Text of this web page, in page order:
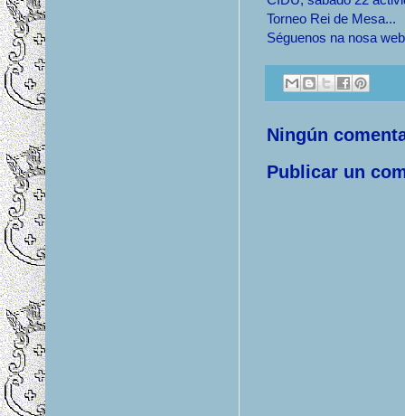
Torneo Rei de Mesa...
Séguenos na nosa
Ningún
Publicar un